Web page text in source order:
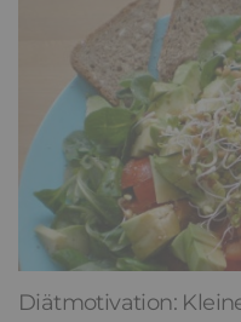
Diätmotivation: